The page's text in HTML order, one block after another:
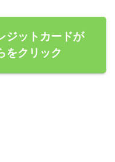
ジットカードが
をクリック